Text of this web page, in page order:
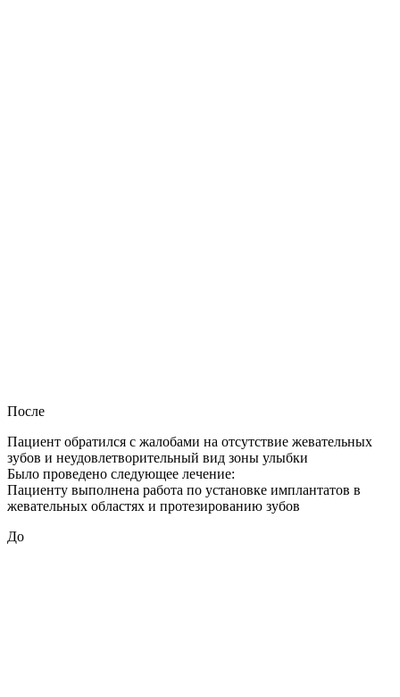
После
Пациент обратился с жалобами на отсутствие жевательных
зубов и неудовлетворительный вид зоны улыбки
Было проведено следующее лечение:
Пациенту выполнена работа по установке имплантатов в
жевательных областях и протезированию зубов
До